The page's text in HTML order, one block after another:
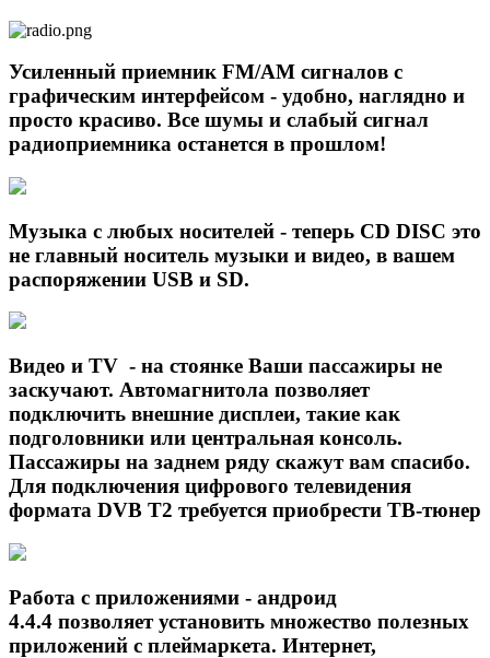
Усиленный приемник FM/AM сигналов с
графическим интерфейсом - удобно, наглядно и
просто красиво. Все шумы и слабый сигнал
радиоприемника останется в прошлом!
Музыка с любых носителей - теперь CD DISC это
не главный носитель музыки и видео, в вашем
распоряжении USB и SD.
Видео и TV - на стоянке Ваши пассажиры не
заскучают. Автомагнитола позволяет
подключить внешние дисплеи, такие как
подголовники или центральная консоль.
Пассажиры на заднем ряду скажут вам спасибо.
Для подключения цифрового телевидения
формата DVB T2 требуется приобрести ТВ-тюнер
Работа с приложениями - андроид
4.4.4 позволяет установить множество полезных
приложений с плеймаркета. Интернет,